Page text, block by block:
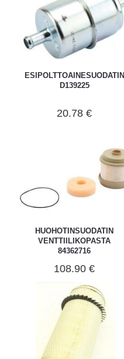
ESIPOLTTOAINESUODATIN
D139225
20.78 €
HUOHOTINSUODATIN
VENTTIILIKOPASTA
84362716
108.90 €